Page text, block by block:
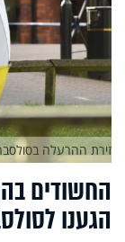
החשודים
הגענו
זירת ההרעלה